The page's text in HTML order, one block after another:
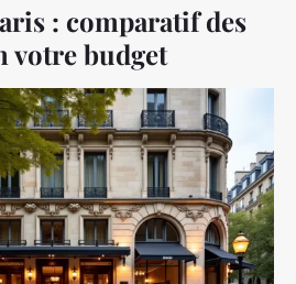
: comparatif des
votre budget